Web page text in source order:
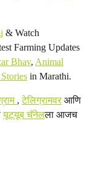
& Watch
Farming Updates
Bhav, Animal
in Marathi.
,टेलिग्रामवरआणि
यूट्यूब चॅनेलला आजच